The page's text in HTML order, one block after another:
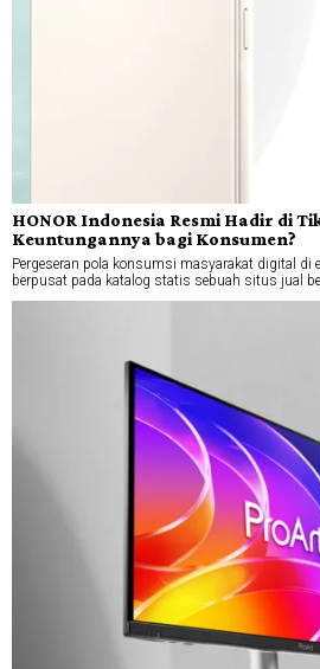
HONOR Indonesia Resmi Hadir di
Keuntungannya bagi Konsumen?
Pergeseran pola konsumsi masyarakat digital di
berpusat pada katalog statis sebuah situs jual